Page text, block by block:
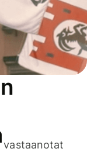
vastaanotat